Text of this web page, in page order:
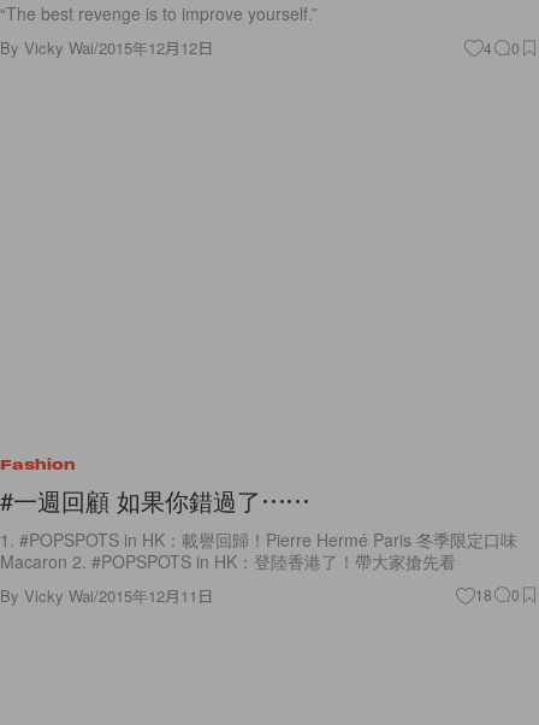
“The best revenge is to improve yourself.”
By Vicky Wai/2015年12月12日 4 0
Fashion
#一週回顧 如果你錯過了⋯⋯
1. #POPSPOTS in HK：載譽回歸！Pierre Hermé Paris 冬季限定口味
Macaron 2. #POPSPOTS in HK：登陸香港了！帶大家搶先看
By Vicky Wai/2015年12月11日 18 0